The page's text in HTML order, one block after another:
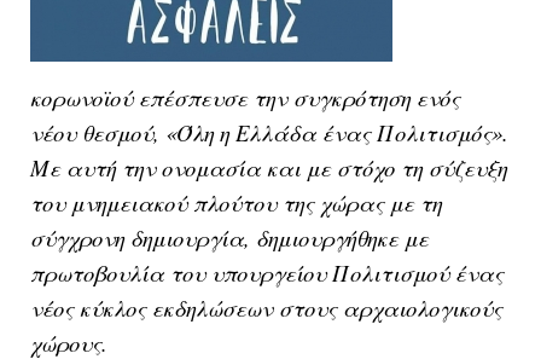
κορωνοϊού επέσπευσε την συγκρότηση ενός
νέου θεσμού, «Όλη η Ελλάδα ένας Πολιτισμός».
Με αυτή την ονομασία και με στόχο τη σύζευξη
του μνημειακού πλούτου της χώρας με τη
σύγχρονη δημιουργία, δημιουργήθηκε με
πρωτοβουλία του υπουργείου Πολιτισμού ένας
νέος κύκλος εκδηλώσεων στους αρχαιολογικούς
χώρους.